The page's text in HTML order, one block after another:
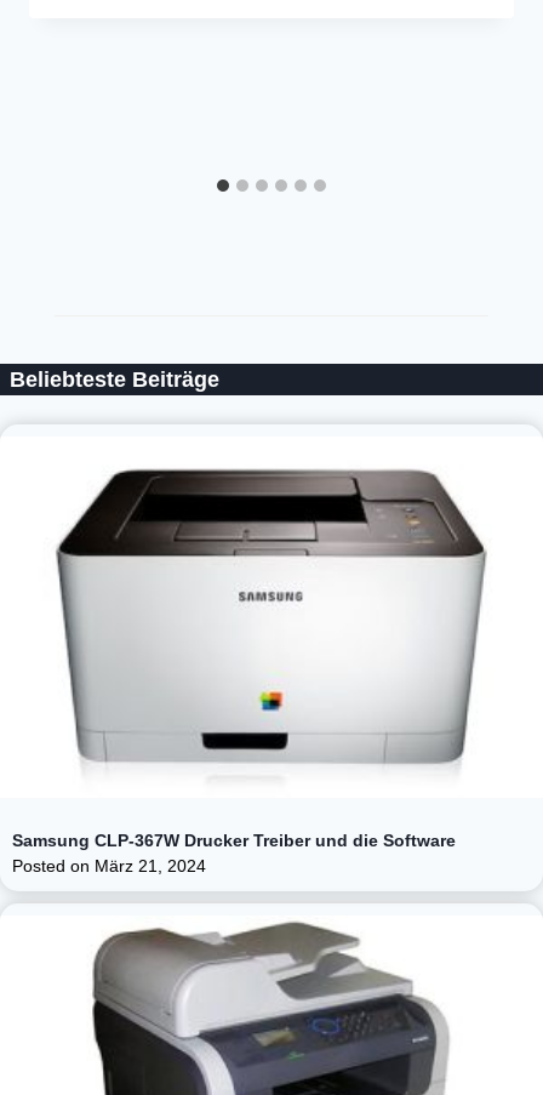
Beliebteste Beiträge
Samsung CLP-367W Drucker Treiber und die Software
Posted on März 21, 2024